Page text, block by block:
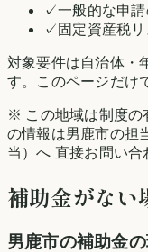
✓一般的な申
✓ 固定資産税
対象要件は自治体・
す。このページだけ
※ この地域は制度の
の情報は男鹿市の担
当）へ 直接お問い合
補助金がない
男鹿市の補助金